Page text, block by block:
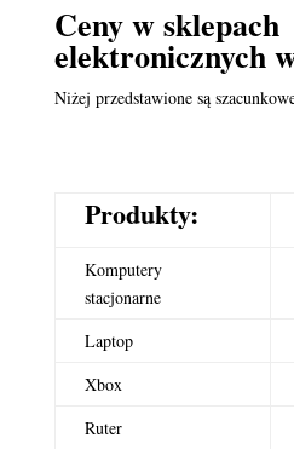
Ceny wsklepach
elektronicznych
Niżej przedstawione są
Produkty:
Komputery
stacjonarne
Laptop
Xbox
Ruter